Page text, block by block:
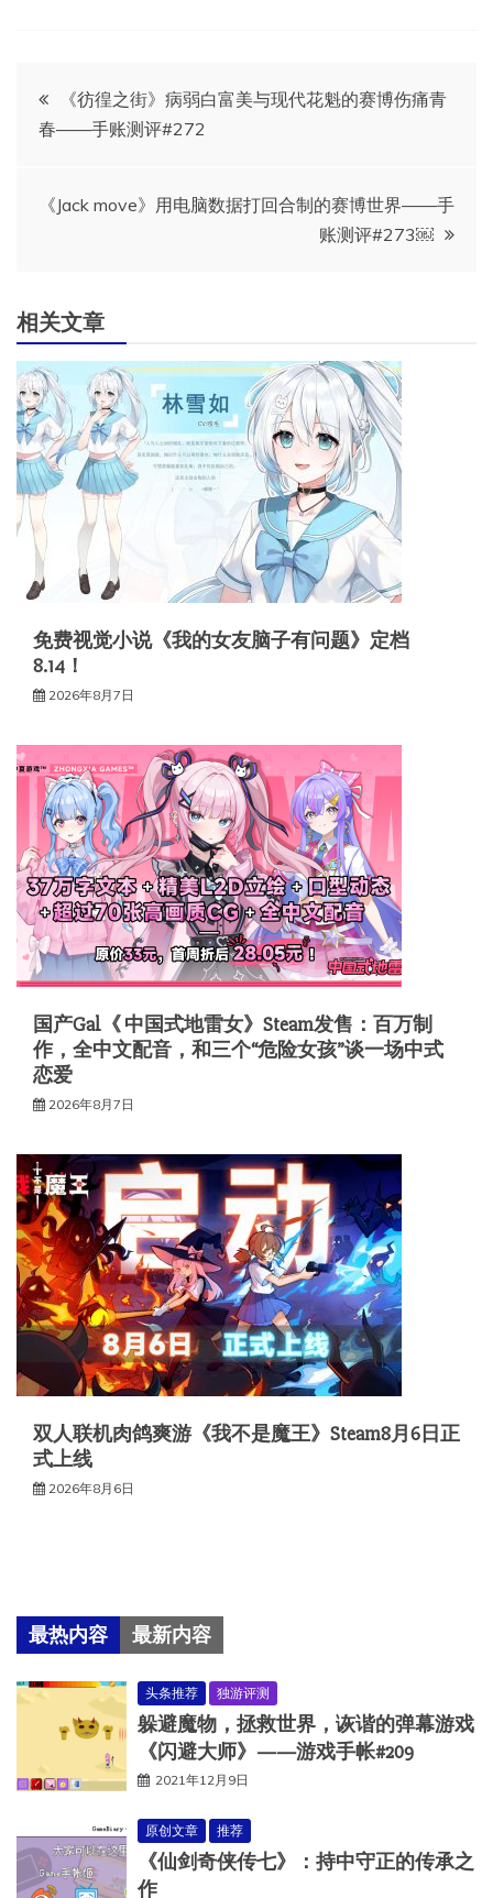
文
章
导
《彷徨之街》病弱白富美与现代花魁的赛博伤痛青
春——手账测评#272
《Jack move》用电脑数据打回合制的赛博世界——手
账测评#273￼
相关文章
免费视觉小说《我的女友脑子有问题》定档
8.14！
2026年8月7日
国产Gal《 中国式地雷女》Steam发售：百万制
作，全中文配音，和三个“危险女孩”谈一场中式
恋爱
2026年8月7日
双人联机肉鸽爽游《我不是魔王》Steam8月6日正
式上线
2026年8月6日
最热内容 最新内容
头条推荐 独游评测
躲避魔物，拯救世界，诙谐的弹幕游戏
《闪避大师》——游戏手帐#209
2021年12月9日
原创文章 推荐
《仙剑奇侠传七》：持中守正的传承之
作